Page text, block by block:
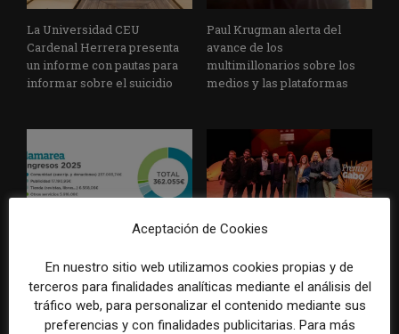
La Universidad CEU
Cardenal Herrera presenta
un informe con pautas para
informar sobre el suicidio
Paul Krugman alerta del
avance de los
multimillonarios sobre los
medios y las plataformas
superávit, pero su
cooperativa pierde 38.542
euros
reconoce cinco historias de
Brasil, España y El Salvador
sobre el poder, la memoria y
la violencia
Aceptación de Cookies
En nuestro sitio web utilizamos cookies propias y de
terceros para finalidades analíticas mediante el análisis del
tráfico web, para personalizar el contenido mediante sus
preferencias y con finalidades publicitarias. Para más